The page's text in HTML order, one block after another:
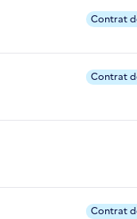
Contrat
Contrat
Contrat